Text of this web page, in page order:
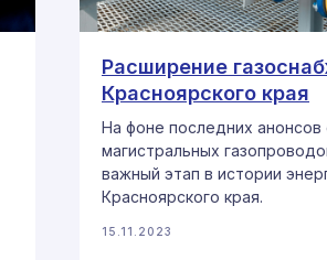
Расширение
Красноярского края
На фоне последних анонсов
магистральных
важный этап в истории
Красноярского края.
15.11.2023